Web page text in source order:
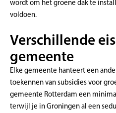
wordt om het groene dak te
voldoen.
Verschillende
gemeente
Elke gemeente hanteert een
toekennen van subsidies voor
gemeente Rotterdam een
terwijl je in Groningen al een